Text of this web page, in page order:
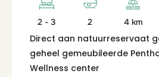
2 - 3 2 4 km
Direct aan natuurreservaat
geheel gemeubileerde
Wellness center